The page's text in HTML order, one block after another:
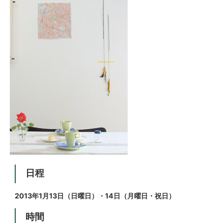
日程
2013年1月13日（日曜日）・14日（月曜日・祝日）
時間